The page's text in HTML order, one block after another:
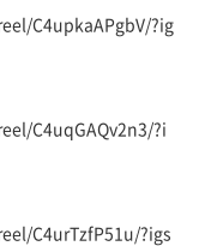
C4upkaAPgbV/?ig
C4uqGAQv2n3/?i
C4urTzfP51u/?igs